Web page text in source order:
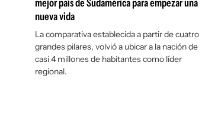
mejor país de Sudamérica para empezar una
nueva vida
La comparativa establecida a partir de cuatro
grandes pilares, volvió a ubicar a la nación de
casi 4 millones de habitantes como líder
regional.